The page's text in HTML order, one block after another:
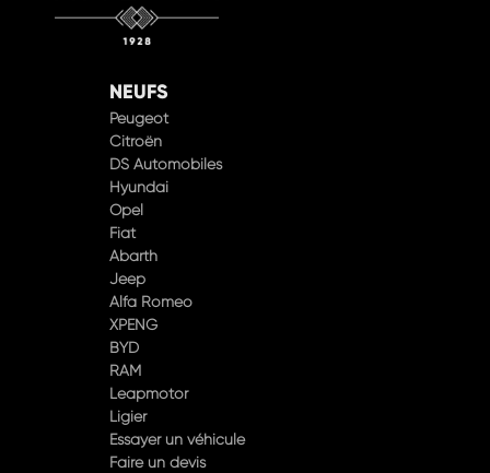
NEUFS
Peugeot
Citroën
DS Automobiles
Hyundai
Opel
Fiat
Abarth
Jeep
Alfa Romeo
XPENG
BYD
RAM
Leapmotor
Ligier
Essayer un véhicule
Faire un devis